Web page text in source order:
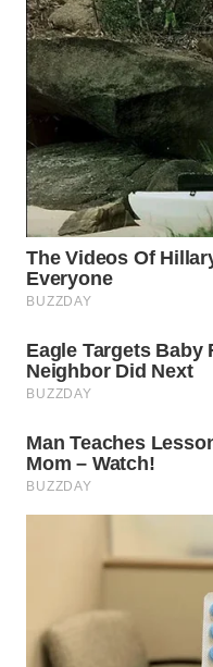
WN
DANAU
TOBA
WN
NIAS
WN
LANGKAT
WN
SELATAN
TANJUNG
LESUNG
WN
SIMALUNGUN